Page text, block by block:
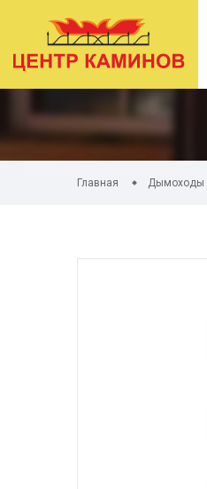
Главная Дымоходы